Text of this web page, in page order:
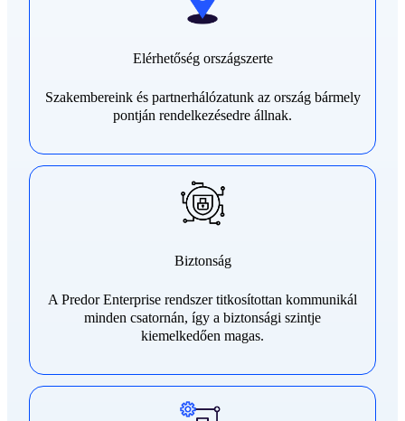
Elérhetőség országszerte
Szakembereink és partnerhálózatunk az ország bármely
pontján rendelkezésedre állnak.
Biztonság
A Predor Enterprise rendszer titkosítottan kommunikál
minden csatornán, így a biztonsági szintje
kiemelkedően magas.